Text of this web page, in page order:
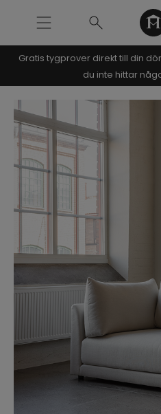
NOOMI x KRISTIN
SOFFOR
MÖBLER
INREDNING
URBAN COLLECTION
NÒRE COLLECTION
ARCHIVE SALE
PROFFESIONAL B2B
ENG SWE
Gratis tygprover direkt till din
du inte hittar